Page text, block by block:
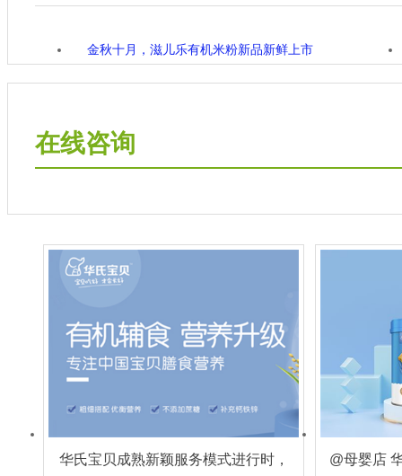
金秋十月，滋儿乐有机米粉新品新鲜上市
在线咨询
华氏宝贝成熟新颖服务模式进行时， @母婴店